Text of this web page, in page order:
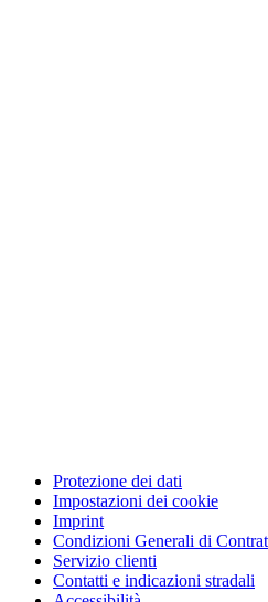
Protezione dei dati
Impostazioni dei cookie
Imprint
Condizioni Generali di
Servizio clienti
Contatti e indicazioni stradali